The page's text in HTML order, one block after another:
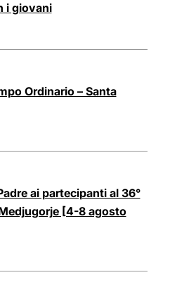
i giovani
Ordinario – Santa
ai partecipanti al 36°
[4-8 agosto